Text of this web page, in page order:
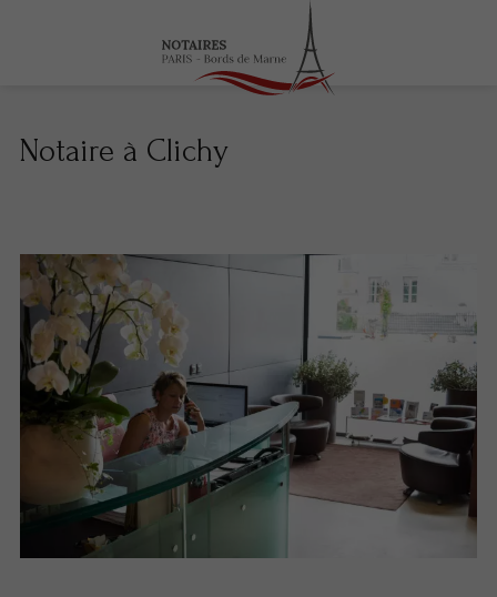
Notaire à Clichy